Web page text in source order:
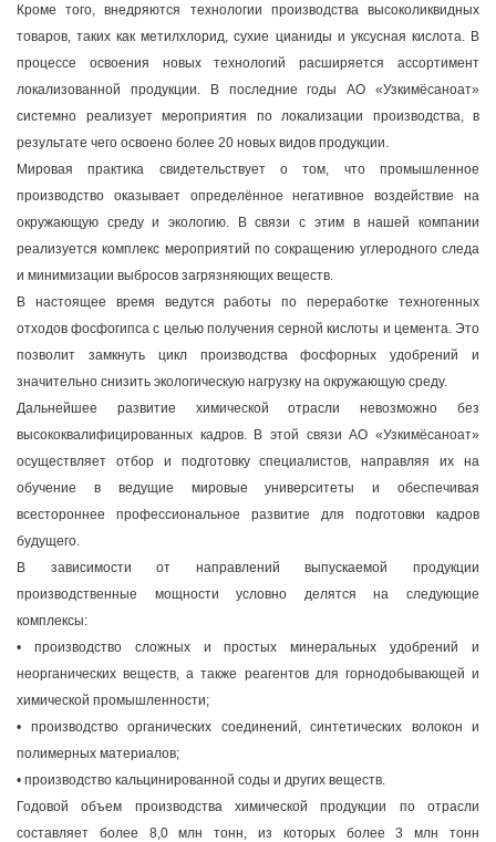
Кроме того, внедряются технологии производства высоколиквидных
товаров, таких как метилхлорид, сухие цианиды и уксусная кислота. В
процессе освоения новых технологий расширяется ассортимент
локализованной продукции. В последние годы АО «Узкимёсаноат»
системно реализует мероприятия по локализации производства, в
результате чего освоено более 20 новых видов продукции.
Мировая практика свидетельствует о том, что промышленное
производство оказывает определённое негативное воздействие на
окружающую среду и экологию. В связи с этим в нашей компании
реализуется комплекс мероприятий по сокращению углеродного следа
и минимизации выбросов загрязняющих веществ.
В настоящее время ведутся работы по переработке техногенных
отходов фосфогипса с целью получения серной кислоты и цемента. Это
позволит замкнуть цикл производства фосфорных удобрений и
значительно снизить экологическую нагрузку на окружающую среду.
Дальнейшее развитие химической отрасли невозможно без
высококвалифицированных кадров. В этой связи АО «Узкимёсаноат»
осуществляет отбор и подготовку специалистов, направляя их на
обучение в ведущие мировые университеты и обеспечивая
всестороннее профессиональное развитие для подготовки кадров
будущего.
В зависимости от направлений выпускаемой продукции
производственные мощности условно делятся на следующие
комплексы:
•
производство сложных и простых минеральных удобрений и
неорганических веществ, а также реагентов для горнодобывающей и
химической промышленности;
•
производство органических соединений, синтетических волокон и
полимерных материалов;
• производство кальцинированной соды и других веществ.
Годовой объем производства химической продукции по отрасли
составляет более 8,0 млн тонн, из которых более 3 млн тонн